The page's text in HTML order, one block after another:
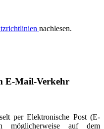
nachlesen.
E-Mail-Verkehr
per Elektronische Post (E-
auf dem